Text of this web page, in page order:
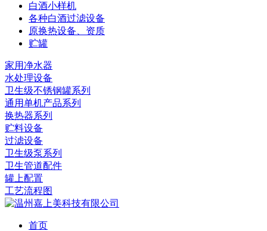
白酒小样机
各种白酒过滤设备
原换热设备、资质
贮罐
家用净水器
水处理设备
卫生级不锈钢罐系列
通用单机产品系列
换热器系列
贮料设备
过滤设备
卫生级泵系列
卫生管道配件
罐上配置
工艺流程图
首页